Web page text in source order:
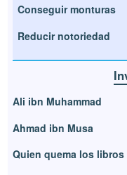
Conseguir monturas
Reducir notoriedad
Ali ibn Muhammad
Ahmad ibn Musa
Quien quema los libros